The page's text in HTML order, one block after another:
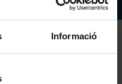
Informació